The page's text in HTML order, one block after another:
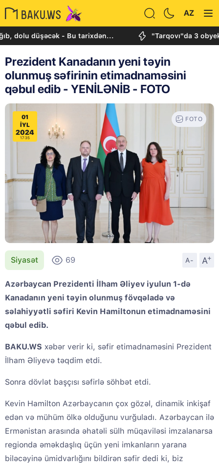
AZ
düşəcək - Bu tarixdən... "Tarqovı"da 3 obyektdə və
Prezident Kanadanın yeni təyin
olunmuş səfirinin etimadnaməsini
qəbul edib - YENİLƏNİB - FOTO
01
IYL
2024
17:35
FOTO
Siyasət 69 A- A
+
Azərbaycan Prezidenti İlham Əliyev iyulun 1-də
Kanadanın yeni təyin olunmuş fövqəladə və
səlahiyyətli səfiri Kevin Hamiltonun etimadnaməsini
qəbul edib.
BAKU.WS xəbər verir ki, səfir etimadnaməsini Prezident
İlham Əliyevə təqdim etdi.
Sonra dövlət başçısı səfirlə söhbət etdi.
Kevin Hamilton Azərbaycanın çox gözəl, dinamik inkişaf
edən və mühüm ölkə olduğunu vurğuladı. Azərbaycan ilə
Ermənistan arasında əhatəli sülh müqaviləsi imzalanarsa
regionda əməkdaşlıq üçün yeni imkanların yarana
biləcəyinə ümidvarlığını bildirən səfir dedi ki, biz